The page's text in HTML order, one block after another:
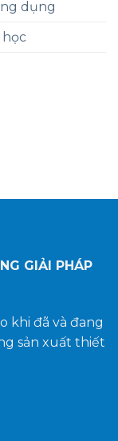
dụng
học
GIẢI PHÁP
khi đã và đang
sản xuất thiết